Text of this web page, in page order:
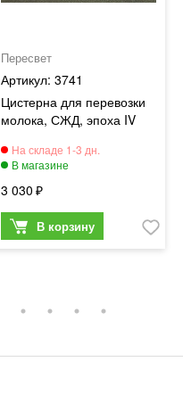
Пересвет
3741
Цистерна для перевозки
молока, СЖД, эпоха IV
3 030